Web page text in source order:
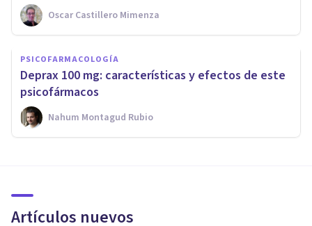
Oscar Castillero Mimenza
PSICOFARMACOLOGÍA
Deprax 100 mg: características y efectos de este
psicofármacos
Nahum Montagud Rubio
Artículos nuevos